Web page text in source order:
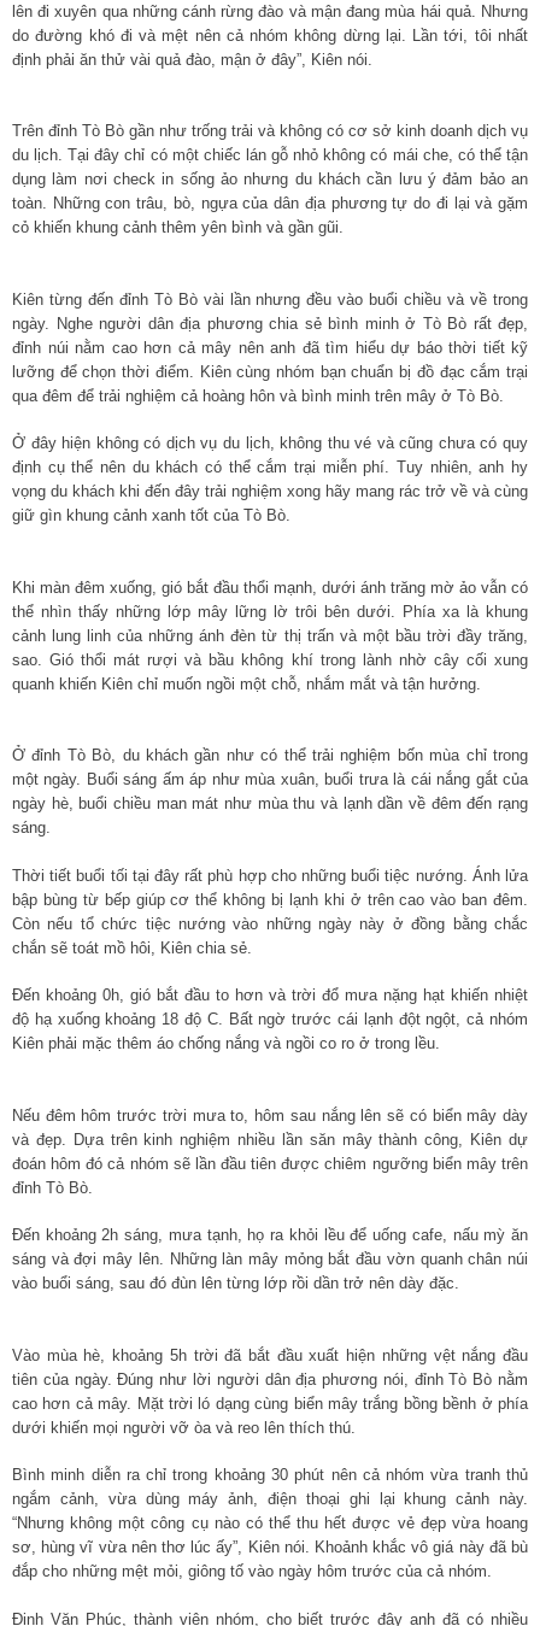
lên đi xuyên qua những cánh rừng đào và mận đang mùa hái quả. Nhưng
do đường khó đi và mệt nên cả nhóm không dừng lại. Lần tới, tôi nhất
định phải ăn thử vài quả đào, mận ở đây”, Kiên nói.
Trên đỉnh Tò Bò gần như trống trải và không có cơ sở kinh doanh dịch vụ
du lịch. Tại đây chỉ có một chiếc lán gỗ nhỏ không có mái che, có thể tận
dụng làm nơi check in sống ảo nhưng du khách cần lưu ý đảm bảo an
toàn. Những con trâu, bò, ngựa của dân địa phương tự do đi lại và gặm
cỏ khiến khung cảnh thêm yên bình và gần gũi.
Kiên từng đến đỉnh Tò Bò vài lần nhưng đều vào buổi chiều và về trong
ngày. Nghe người dân địa phương chia sẻ bình minh ở Tò Bò rất đẹp,
đỉnh núi nằm cao hơn cả mây nên anh đã tìm hiểu dự báo thời tiết kỹ
lưỡng để chọn thời điểm. Kiên cùng nhóm bạn chuẩn bị đồ đạc cắm trại
qua đêm để trải nghiệm cả hoàng hôn và bình minh trên mây ở Tò Bò.
Ở đây hiện không có dịch vụ du lịch, không thu vé và cũng chưa có quy
định cụ thể nên du khách có thể cắm trại miễn phí. Tuy nhiên, anh hy
vọng du khách khi đến đây trải nghiệm xong hãy mang rác trở về và cùng
giữ gìn khung cảnh xanh tốt của Tò Bò.
Khi màn đêm xuống, gió bắt đầu thổi mạnh, dưới ánh trăng mờ ảo vẫn có
thể nhìn thấy những lớp mây lững lờ trôi bên dưới. Phía xa là khung
cảnh lung linh của những ánh đèn từ thị trấn và một bầu trời đầy trăng,
sao. Gió thổi mát rượi và bầu không khí trong lành nhờ cây cối xung
quanh khiến Kiên chỉ muốn ngồi một chỗ, nhắm mắt và tận hưởng.
Ở đỉnh Tò Bò, du khách gần như có thể trải nghiệm bốn mùa chỉ trong
một ngày. Buổi sáng ấm áp như mùa xuân, buổi trưa là cái nắng gắt của
ngày hè, buổi chiều man mát như mùa thu và lạnh dần về đêm đến rạng
sáng.
Thời tiết buổi tối tại đây rất phù hợp cho những buổi tiệc nướng. Ánh lửa
bập bùng từ bếp giúp cơ thể không bị lạnh khi ở trên cao vào ban đêm.
Còn nếu tổ chức tiệc nướng vào những ngày này ở đồng bằng chắc
chắn sẽ toát mồ hôi, Kiên chia sẻ.
Đến khoảng 0h, gió bắt đầu to hơn và trời đổ mưa nặng hạt khiến nhiệt
độ hạ xuống khoảng 18 độ C. Bất ngờ trước cái lạnh đột ngột, cả nhóm
Kiên phải mặc thêm áo chống nắng và ngồi co ro ở trong lều.
Nếu đêm hôm trước trời mưa to, hôm sau nắng lên sẽ có biển mây dày
và đẹp. Dựa trên kinh nghiệm nhiều lần săn mây thành công, Kiên dự
đoán hôm đó cả nhóm sẽ lần đầu tiên được chiêm ngưỡng biển mây trên
đỉnh Tò Bò.
Đến khoảng 2h sáng, mưa tạnh, họ ra khỏi lều để uống cafe, nấu mỳ ăn
sáng và đợi mây lên. Những làn mây mỏng bắt đầu vờn quanh chân núi
vào buổi sáng, sau đó đùn lên từng lớp rồi dần trở nên dày đặc.
Vào mùa hè, khoảng 5h trời đã bắt đầu xuất hiện những vệt nắng đầu
tiên của ngày. Đúng như lời người dân địa phương nói, đỉnh Tò Bò nằm
cao hơn cả mây. Mặt trời ló dạng cùng biển mây trắng bồng bềnh ở phía
dưới khiến mọi người vỡ òa và reo lên thích thú.
Bình minh diễn ra chỉ trong khoảng 30 phút nên cả nhóm vừa tranh thủ
ngắm cảnh, vừa dùng máy ảnh, điện thoại ghi lại khung cảnh này.
“Nhưng không một công cụ nào có thể thu hết được vẻ đẹp vừa hoang
sơ, hùng vĩ vừa nên thơ lúc ấy”, Kiên nói. Khoảnh khắc vô giá này đã bù
đắp cho những mệt mỏi, giông tố vào ngày hôm trước của cả nhóm.
Đinh Văn Phúc, thành viên nhóm, cho biết trước đây anh đã có nhiều